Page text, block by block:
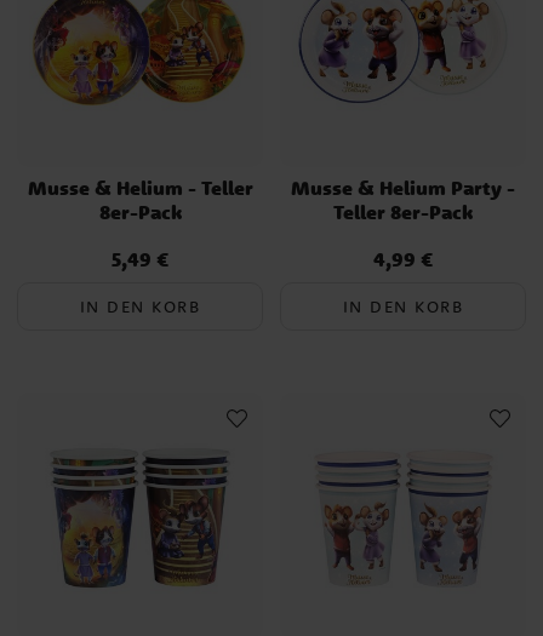
Musse & Helium - Teller
8er-Pack
Preis:5,49 €
5,49 €
IN DEN KORB
Musse & Helium Party -
Teller 8er-Pack
Preis:4,99 €
4,99 €
IN DEN KORB